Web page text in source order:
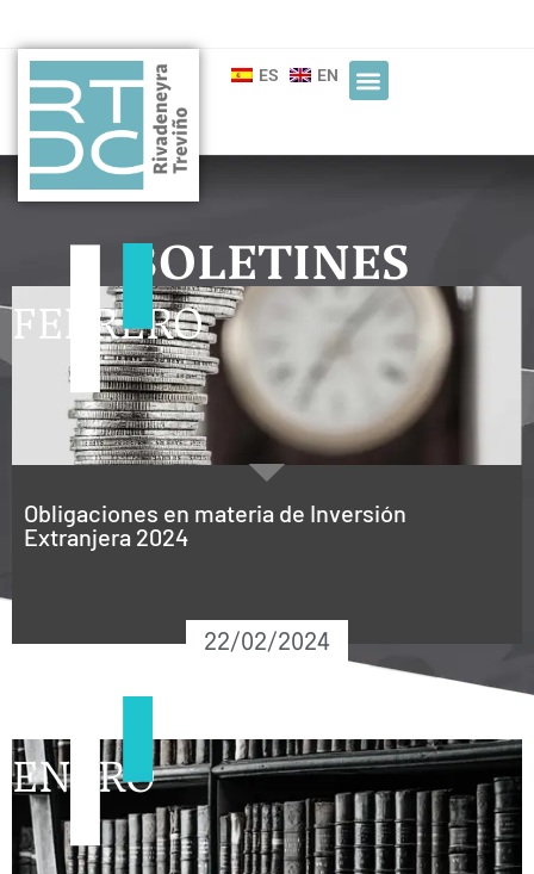
ES EN
BOLETINES
FEBRERO
Obligaciones en materia de Inversión
Extranjera 2024
22/02/2024
ENERO